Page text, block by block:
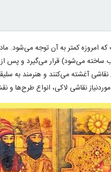
امروزه کمتر به آن توجه می‌شود.
ساخته می‌شود) قرار می‌گیرد و پس
آغشته می‌کنند و هنرمند به
نقاشی لاکی، انواع طرح‌ها